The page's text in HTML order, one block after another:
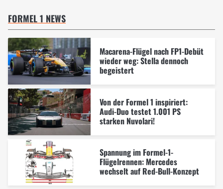
FORMEL 1 NEWS
Macarena-Flügel nach FP1-Debüt
wieder weg: Stella dennoch
begeistert
Von der Formel 1 inspiriert:
Audi-Duo testet 1.001 PS
starken Nuvolari!
Spannung im Formel-1-
Flügelrennen: Mercedes
wechselt auf Red-Bull-Konzept